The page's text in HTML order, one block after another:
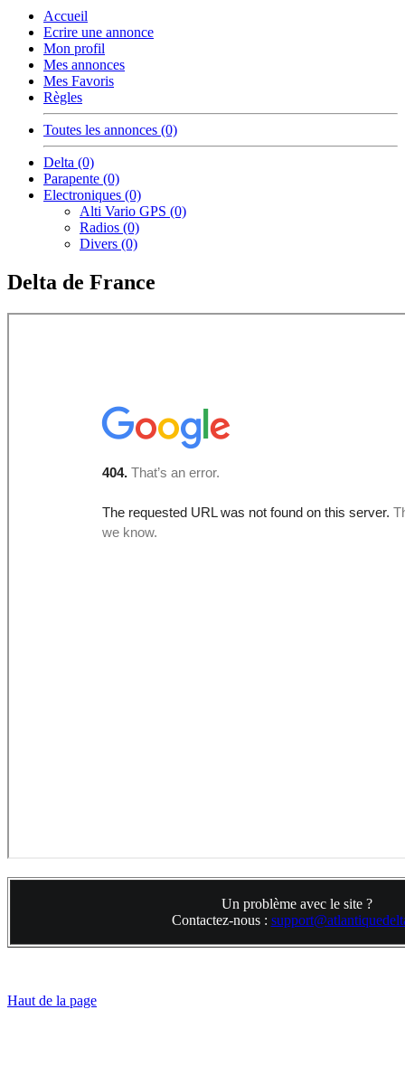
Accueil
Ecrire une annonce
Mon profil
Mes annonces
Mes Favoris
Règles
Toutes les annonces (0)
Delta (0)
Parapente (0)
Electroniques (0)
Alti Vario GPS (0)
Radios (0)
Divers (0)
Delta de France
Un problème avec le site ?
Contactez-nous :
Haut de la page